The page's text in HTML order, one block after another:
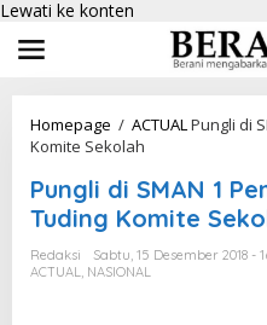
Lewati ke konten
Homepage / ACTUALPungli di
Komite Sekolah
Pungli di SMAN 1
Tuding Komite
Redaksi
Sabtu, 15 Desember 2018 -
ACTUAL, NASIONAL